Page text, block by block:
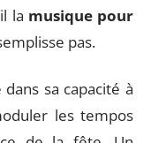
la musique pour
pas.
sa capacité à
les tempos